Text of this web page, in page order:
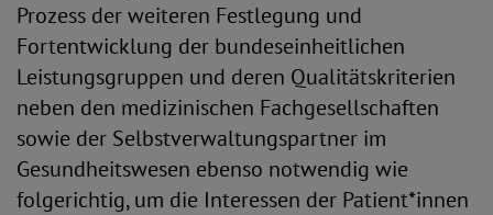
Prozess der weiteren Festlegung und
Fortentwicklung der bundeseinheitlichen
Leistungsgruppen und deren Qualitätskriterien
neben den medizinischen Fachgesellschaften
sowie der Selbstverwaltungspartner im
Gesundheitswesen ebenso notwendig wie
folgerichtig, um die Interessen der Patient*innen